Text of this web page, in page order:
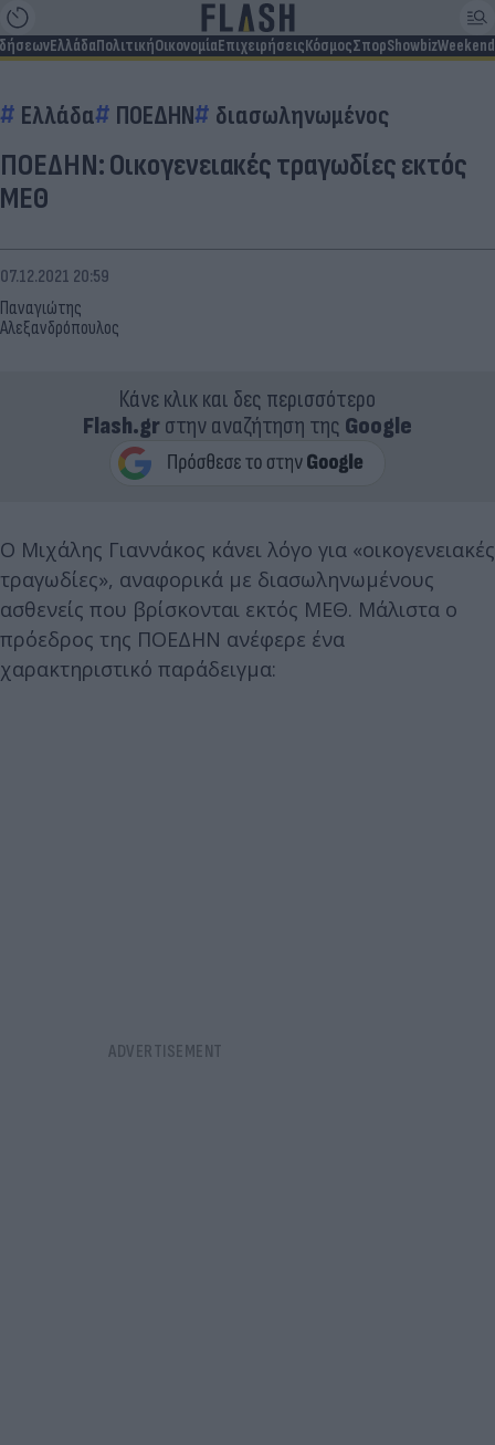
ΕλλάδαΠολιτικήΟικονομίαΕπιχειρήσειςΚόσμοςΣπορShowbizWeekend
Ελλάδα ΠΟΕΔΗΝ διασωληνωμένος
ΠΟΕΔΗΝ: Οικογενειακές τραγωδίες εκτός
ΜΕΘ
Παναγιώτης
Αλεξανδρόπουλος
07.12.2021 20:59
Κάνε κλικ και δες περισσότερο
Flash.grστην αναζήτηση της Google
O Μιχάλης Γιαννάκος κάνει λόγο για «οικογενειακές
τραγωδίες», αναφορικά με διασωληνωμένους
ασθενείς που βρίσκονται εκτός ΜΕΘ. Μάλιστα ο
πρόεδρος της ΠΟΕΔΗΝ ανέφερε ένα
χαρακτηριστικό παράδειγμα: